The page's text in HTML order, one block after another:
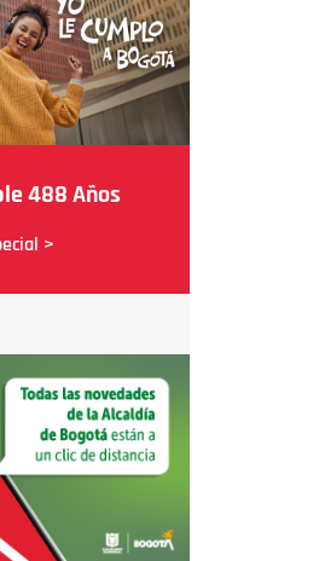
488 Años
>